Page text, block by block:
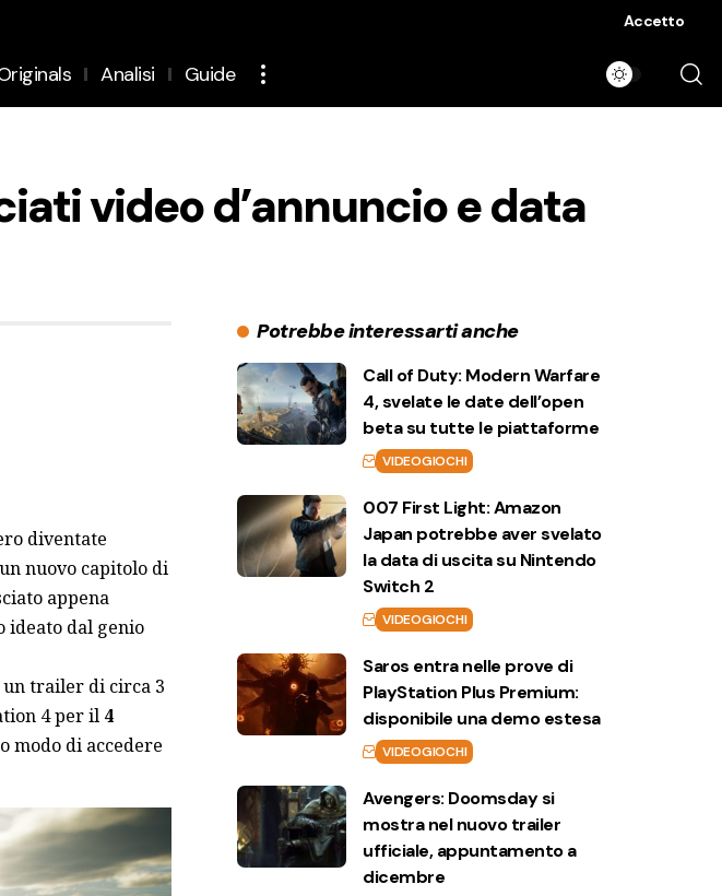
Accetto
Analisi Guide
video d’annuncio e data
diventate
nuovo capitolo di
appena
ideato dal genio
un trailer di circa 3
4 per il 4
modo di accedere
Potrebbe interessarti anche
Call of Duty: Modern Warfare
4, svelate le date dell’open
beta su tutte le piattaforme
VIDEOGIOCHI
007 First Light: Amazon
Japan potrebbe aver svelato
la data di uscita su Nintendo
Switch 2
VIDEOGIOCHI
Saros entra nelle prove di
PlayStation Plus Premium:
disponibile una demo estesa
VIDEOGIOCHI
Avengers: Doomsday si
mostra nel nuovo trailer
ufficiale, appuntamento a
dicembre